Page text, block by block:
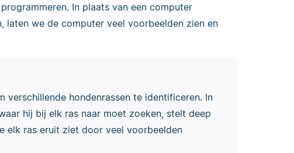
In plaats van een computer
laten we de computer veel voorbeelden zien en
hondenrassen te identificeren. In
hij bij elk ras naar moet zoeken, stelt deep
elk ras eruit ziet door veel voorbeelden